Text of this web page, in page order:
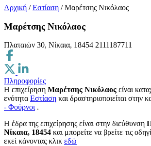
Αρχική / Εστίαση / Μαρέτσης Νικόλαος
Μαρέτσης Νικόλαος
Πλαταιών 30, Νίκαια, 18454 2111187711
Πληροφορίες
Η επιχείρηση Μαρέτσης Νικόλαος είναι
ενότητα Εστίαση και δραστηριοποιείται στην
- Φούρνοι .
H έδρα της επιχείρησης είναι στην διεύθυνση
Νίκαια, 18454 και μπορείτε να βρείτε τις
εκεί κάνοντας κλικ εδώ